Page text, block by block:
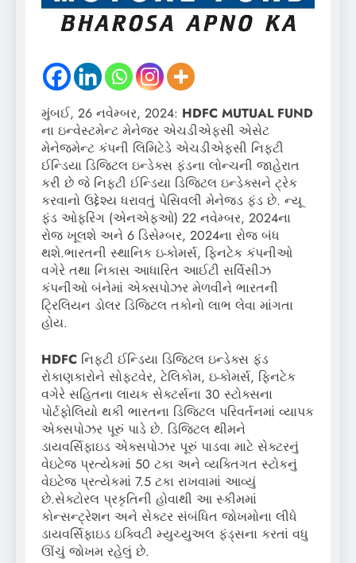
મુંબઈ, 26 નવેમ્બર, 2024: HDFC MUTUAL FUND
ના ઇન્વેસ્ટમેન્ટ મેનેજર એચડીએફસી એસેટ
મેનેજમેન્ટ કંપની લિમિટેડે એચડીએફસી નિફ્ટી
ઈન્ડિયા ડિજિટલ ઇન્ડેક્સ ફંડના લોન્ચની જાહેરાત
કરી છે જે નિફ્ટી ઈન્ડિયા ડિજિટલ ઇન્ડેક્સને ટ્રેક
કરવાનો ઉદ્દેશ્ય ધરાવતું પેસિવલી મેનેજ્ડ ફંડ છે. ન્યૂ
ફંડ ઓફરિંગ (એનએફઓ) 22 નવેમ્બર, 2024ના
રોજ ખૂલશે અને 6 ડિસેમ્બર, 2024ના રોજ બંધ
થશે.ભારતની સ્થાનિક ઇ-કોમર્સ, ફિનટેક કંપનીઓ
વગેરે તથા નિકાસ આધારિત આઈટી સર્વિસીઝ
કંપનીઓ બંનેમાં એક્સપોઝર મેળવીને ભારતની
ટ્રિલિયન ડોલર ડિજિટલ તકોનો લાભ લેવા માંગતા
હોય.
HDFC નિફ્ટી ઈન્ડિયા ડિજિટલ ઇન્ડેક્સ ફંડ
રોકાણકારોને સોફ્ટવેર, ટેલિકોમ, ઇ-કોમર્સ, ફિનટેક
વગેરે સહિતના લાયક સેક્ટર્સના 30 સ્ટોક્સના
પોર્ટફોલિયો થકી ભારતના ડિજિટલ પરિવર્તનમાં વ્યાપક
એક્સપોઝર પૂરું પાડે છે. ડિજિટલ થીમને
ડાયવર્સિફાઇડ એક્સપોઝર પૂરું પાડવા માટે સેક્ટરનું
વેઇટેજ પ્રત્યેકમાં 50 ટકા અને વ્યક્તિગત સ્ટોકનું
વેઇટેજ પ્રત્યેકમાં 7.5 ટકા રાખવામાં આવ્યું
છે.સેક્ટોરલ પ્રકૃતિની હોવાથી આ સ્કીમમાં
કોન્સન્ટ્રેશન અને સેક્ટર સંબંધિત જોખમોના લીધે
ડાયવર્સિફાઇડ ઇક્વિટી મ્યુચ્યુઅલ ફંડ્સના કરતાં વધુ
ઊંચું જોખમ રહેલું છે.